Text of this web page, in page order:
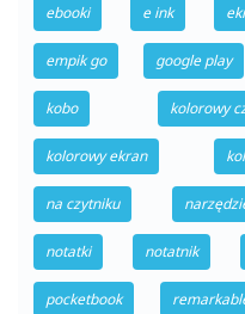
ebooki e ink
empik go google play
kobo kolorowy
kolorowy ekran
na czytniku
notatki notatnik
pocketbook